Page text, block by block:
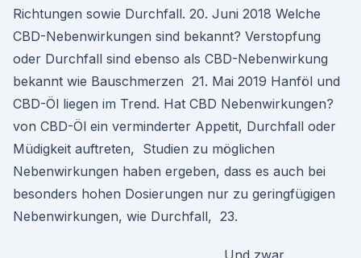
Richtungen sowie Durchfall. 20. Juni 2018 Welche
CBD-Nebenwirkungen sind bekannt? Verstopfung
oder Durchfall sind ebenso als CBD-Nebenwirkung
bekannt wie Bauschmerzen 21. Mai 2019 Hanföl und
CBD-Öl liegen im Trend. Hat CBD Nebenwirkungen?
von CBD-Öl ein verminderter Appetit, Durchfall oder
Müdigkeit auftreten, Studien zu möglichen
Nebenwirkungen haben ergeben, dass es auch bei
besonders hohen Dosierungen nur zu geringfügigen
Nebenwirkungen, wie Durchfall, 23.
Und zwar